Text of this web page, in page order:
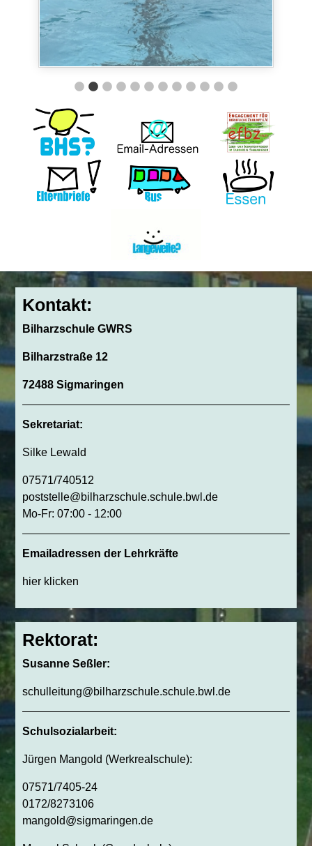
Kontakt:
Bilharzschule GWRS
Bilharzstraße 12
72488 Sigmaringen
Sekretariat:
Silke Lewald
07571/740512
poststelle@bilharzschule.schule.bwl.de
Mo-Fr: 07:00 - 12:00
Emailadressen der Lehrkräfte
hier klicken
Rektorat:
Susanne Seßler:
schulleitung@bilharzschule.schule.bwl.de
Schulsozialarbeit:
Jürgen Mangold (Werkrealschule):
07571/7405-24
0172/8273106
mangold@sigmaringen.de